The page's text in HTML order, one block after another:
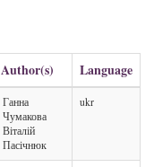
Author(s) Language
Ганна
Чумакова
Віталій
Пасічнюк
ukr